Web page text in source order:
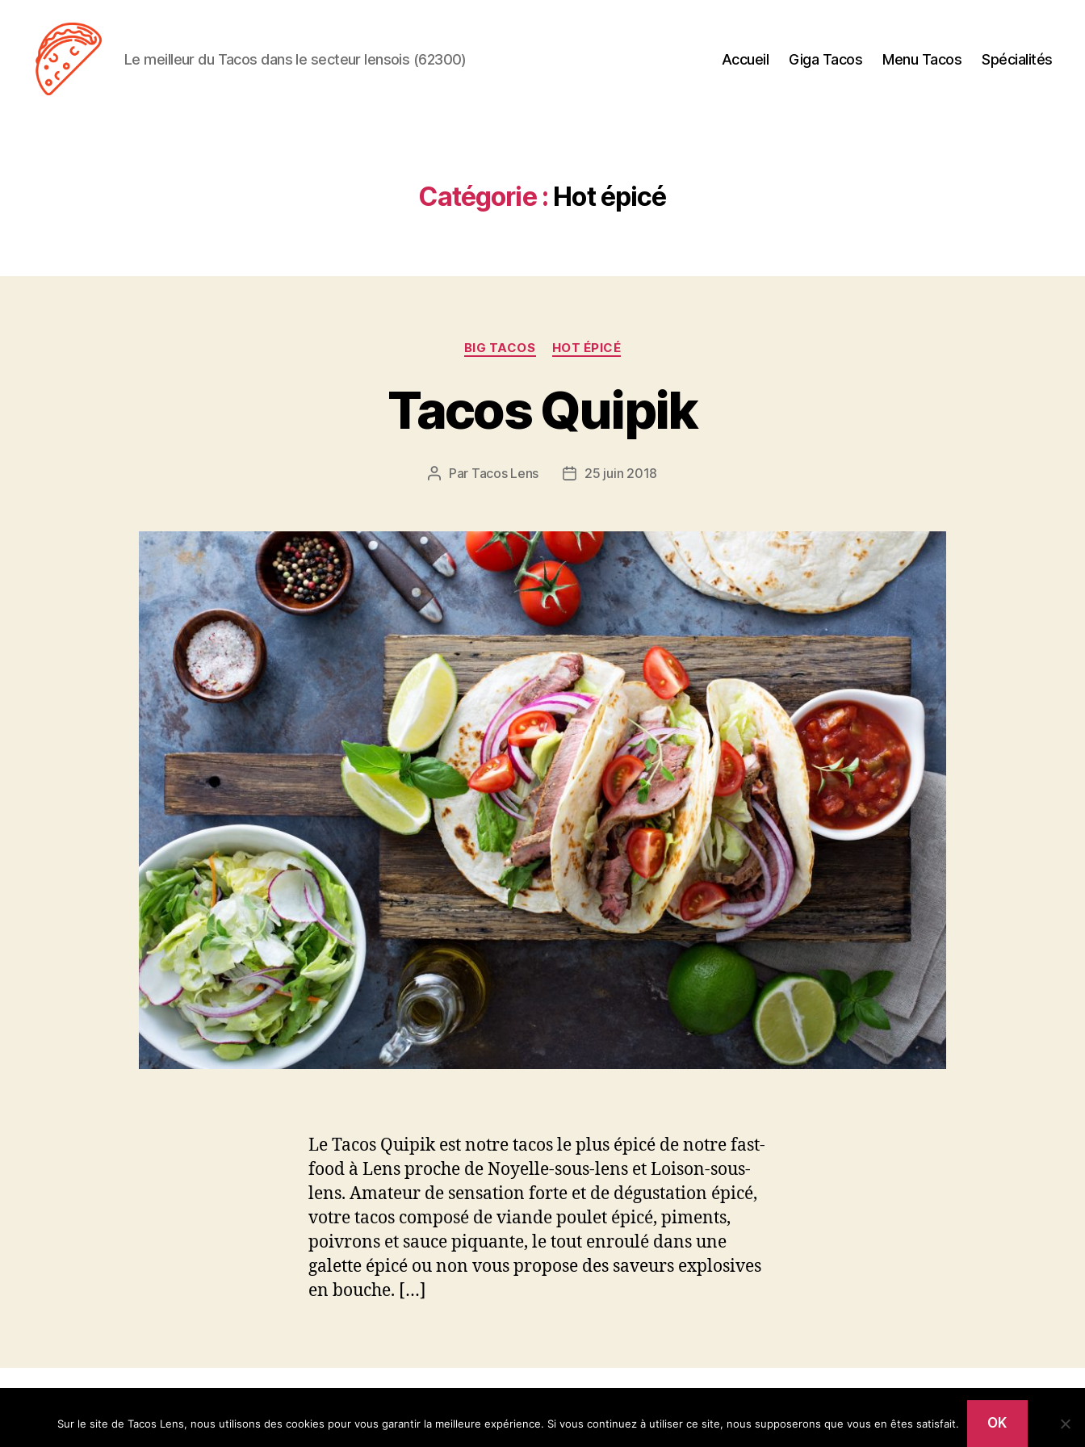
Le meilleur du Tacos dans le secteur lensois (62300) Accueil Giga Tacos Menu Tacos Spécialités
Catégorie : Hot épicé
Catégories
BIG TACOS HOT ÉPICÉ
Tacos Quipik
Auteur
Par Tacos Lens
Date25 juin 2018
Le Tacos Quipik est notre tacos le plus épicé de notre fast-
food à Lens proche de Noyelle-sous-lens et Loison-sous-
lens. Amateur de sensation forte et de dégustation épicé,
votre tacos composé de viande poulet épicé, piments,
poivrons et sauce piquante, le tout enroulé dans une
galette épicé ou non vous propose des saveurs explosives
en bouche. […]
Vers le haut
Sur le site de Tacos Lens, nous utilisons des cookies pour vous garantir la meilleure expérience. Si vous continuez à utiliser ce site, nous supposerons que vous en êtes satisfait. OK